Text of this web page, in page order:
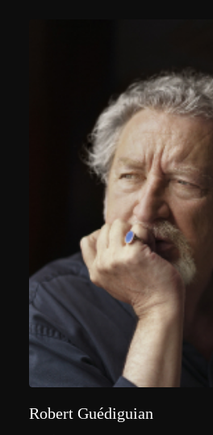
Robert Guédiguian